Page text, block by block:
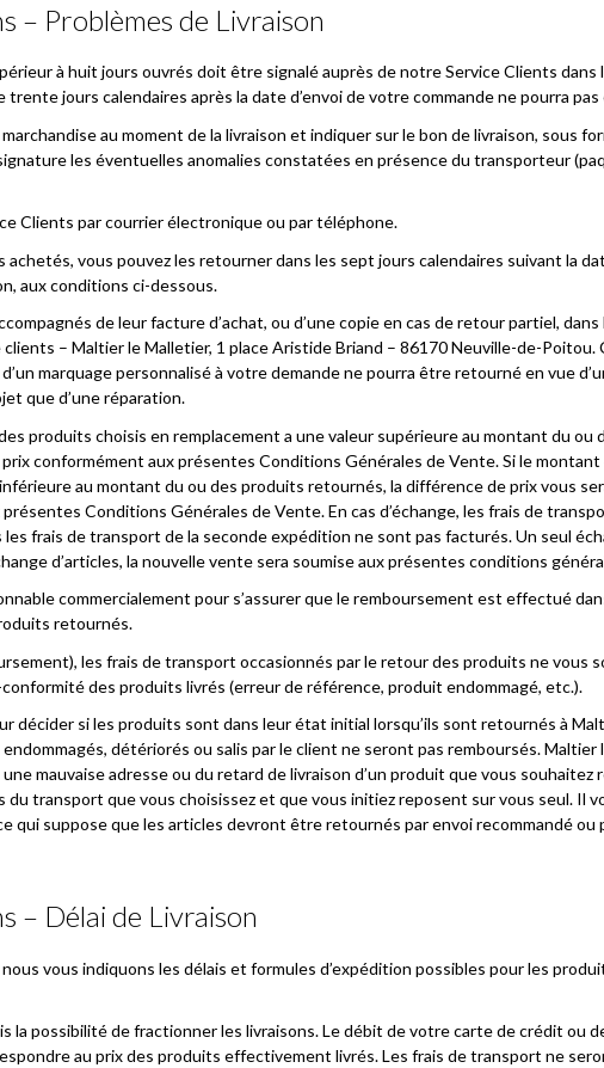
– Problèmes de Livraison
à huit jours ouvrés doit être signalé auprès de notre Service Clients dans
jours calendaires après la date d’envoi de votre commande ne pourra
au moment de la livraison et indiquer sur le bon de livraison, sous
les éventuelles anomalies constatées en présence du transporteur
Clients par courrier électronique ou par téléphone.
vous pouvez les retourner dans les sept jours calendaires suivant la
aux conditions ci-dessous.
de leur facture d’achat, ou d’une copie en cas de retour partiel,
clients – Maltier le Malletier, 1 place Aristide Briand – 86170 Neuville-de-
marquage personnalisé à votre demande ne pourra être retourné en vue
que d’une réparation.
produits choisis en remplacement a une valeur supérieure au montant du
conformément aux présentes Conditions Générales de Vente. Si le
au montant du ou des produits retournés, la différence de prix vous
Conditions Générales de Vente. En cas d’échange, les frais de
frais de transport de la seconde expédition ne sont pas facturés. Un seul
d’articles, la nouvelle vente sera soumise aux présentes conditions
commercialement pour s’assurer que le remboursement est effectué
retournés.
les frais de transport occasionnés par le retour des produits ne vous
des produits livrés (erreur de référence, produit endommagé, etc.).
décider si les produits sont dans leur état initial lorsqu’ils sont retournés à
détériorés ou salis par le client ne seront pas remboursés. Maltier
mauvaise adresse ou du retard de livraison d’un produit que vous
du transport que vous choisissez et que vous initiez reposent sur vous seul. Il
qui suppose que les articles devront être retournés par envoi recommandé
– Délai de Livraison
vous indiquons les délais et formules d’expédition possibles pour les
la possibilité de fractionner les livraisons. Le débit de votre carte de crédit ou
au prix des produits effectivement livrés. Les frais de transport ne